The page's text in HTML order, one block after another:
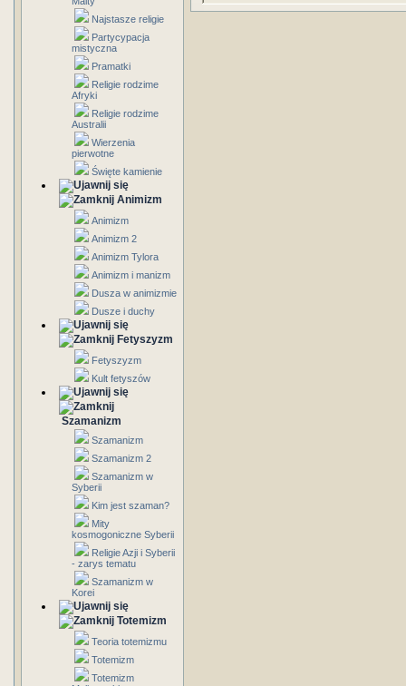
Najstasze religie
Partycypacja
mistyczna
Pramatki
Religie rodzime
Afryki
Religie rodzime
Australii
Wierzenia
pierwotne
Święte kamienie
Animizm
Animizm
Animizm 2
Animizm Tylora
Animizm i manizm
Dusza w animizmie
Dusze i duchy
Fetyszyzm
Fetyszyzm
Kult fetyszów
Szamanizm
Szamanizm
Szamanizm 2
Szamanizm w
Syberii
Kim jest szaman?
Mity
kosmogoniczne Syberii
Religie Azji i Syberii
- zarys tematu
Szamanizm w
Korei
Totemizm
Teoria totemizmu
Totemizm
Totemizm